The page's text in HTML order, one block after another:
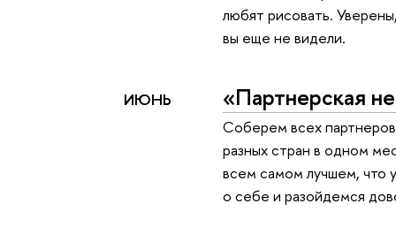
любят рисовать.
вы еще не видели.
ИЮНЬ «Партнерская
Соберем всех
разных стран в одном
всем самом лучшем, что
о себе и разойдемся